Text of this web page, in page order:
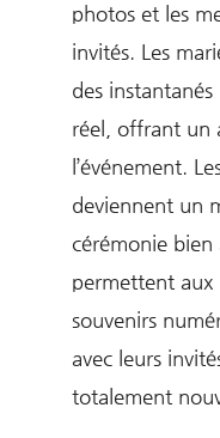
photos et les
invités. Les
des
réel, offrant un
l’événement.
deviennent un
cérémonie bien
permettent aux
souvenirs
avec leurs
totalement